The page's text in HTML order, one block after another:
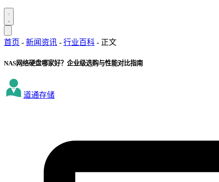
首页 - 新闻资讯 - 行业百科 - 正文
NAS网络硬盘哪家好？企业级选购与性能对比指南
道通存储